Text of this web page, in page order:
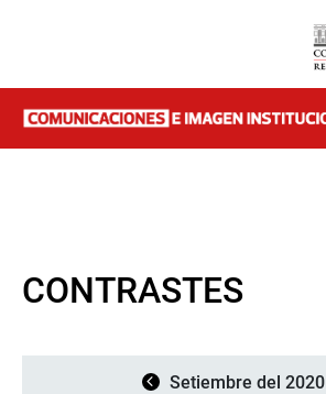
CONTRASTES
Setiembre del 2020